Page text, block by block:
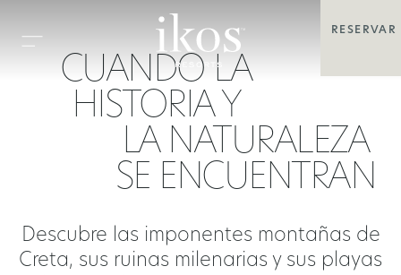
RESERVAR
CUANDO LA
HISTORIA Y
LA NATURALEZA
SE ENCUENTRAN
Descubre las imponentes montañas de
Creta, sus ruinas milenarias y sus playas